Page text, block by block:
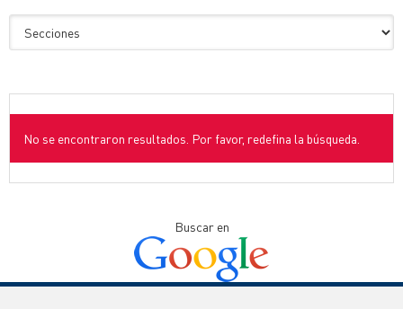
No se encontraron resultados. Por favor, redefina la búsqueda.
Buscar en